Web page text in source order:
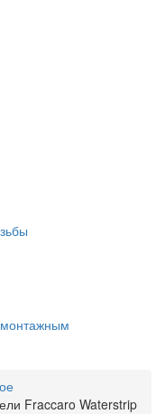
Fraccaro Waterstrip